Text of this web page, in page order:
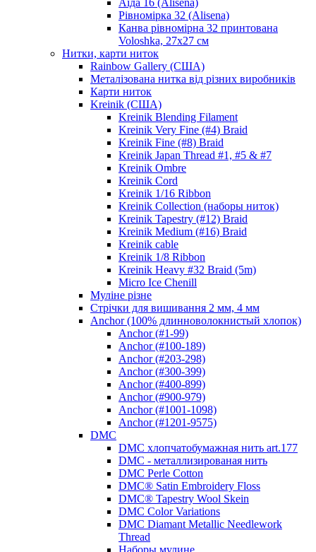
Рівномірка 32 (Alisena)
Канва рівномірна 32 принтована
Voloshka, 27х27 см
Нитки, карти ниток
Rainbow Gallery (США)
Металізована нитка від різних виробників
Карти ниток
Kreinik (США)
Kreinik Blending Filament
Kreinik Very Fine (#4) Braid
Kreinik Fine (#8) Braid
Kreinik Japan Thread #1, #5 & #7
Kreinik Ombre
Kreinik Cord
Kreinik 1/16 Ribbon
Kreinik Collection (наборы ниток)
Kreinik Tapestry (#12) Braid
Kreinik Medium (#16) Braid
Kreinik cable
Kreinik 1/8 Ribbon
Kreinik Heavy #32 Braid (5m)
Micro Ice Chenill
Муліне різне
Стрічки для вишивання 2 мм, 4 мм
Anchor (100% длинноволокнистый хлопок)
Anchor (#1-99)
Anchor (#100-189)
Anchor (#203-298)
Anchor (#300-399)
Anchor (#400-899)
Anchor (#900-979)
Anchor (#1001-1098)
Anchor (#1201-9575)
DMC
DMC хлопчатобумажная нить art.177
DMC - металлизированая нить
DMC Perle Cotton
DMC® Satin Embroidery Floss
DMC® Tapestry Wool Skein
DMC Color Variations
DMC Diamant Metallic Needlework
Thread
Наборы мулине